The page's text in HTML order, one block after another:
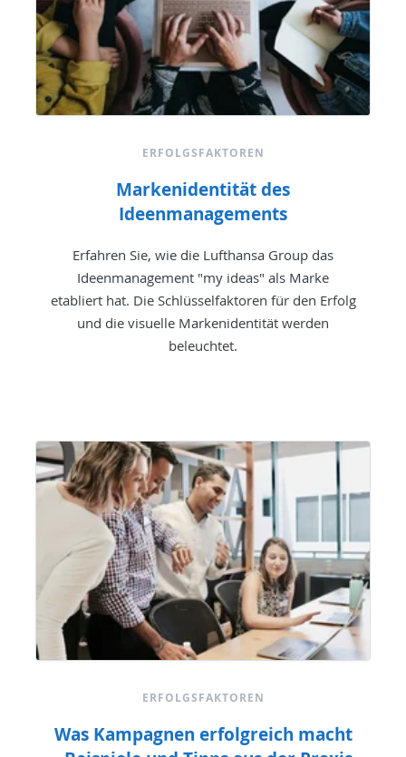
ERFOLGSFAKTOREN
Markenidentität des
Ideenmanagements
Erfahren Sie, wie die Lufthansa Group das
Ideenmanagement "my ideas" als Marke
etabliert hat. Die Schlüsselfaktoren für den Erfolg
und die visuelle Markenidentität werden
beleuchtet.
ERFOLGSFAKTOREN
Was Kampagnen erfolgreich macht